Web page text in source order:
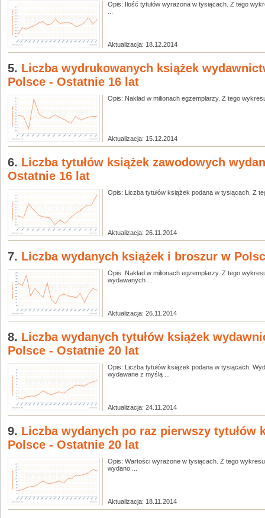
Opis: Ilość tytułów wyrażona w tysiącach. Z tego
Aktualizacja: 18.12.2014
5. Liczba wydrukowanych książek
Polsce - Ostatnie 16 lat
Opis: Nakład w milionach egzemplarzy. Z tego
Aktualizacja: 15.12.2014
6. Liczba tytułów książek zawodowych
Ostatnie 16 lat
Opis: Liczba tytułów książek podana w tysiącach. Z
Aktualizacja: 26.11.2014
7. Liczba wydanych książek i broszur w
Opis: Nakład w milionach egzemplarzy. Z tego
wydawanych ...
Aktualizacja: 26.11.2014
8. Liczba wydanych tytułów książek
Polsce - Ostatnie 20 lat
Opis: Liczba tytułów książek podana w tysiącach.
wydawane z myślą ...
Aktualizacja: 24.11.2014
9. Liczba wydanych po raz pierwszy tytułów
Polsce - Ostatnie 20 lat
Opis: Wartości wyrażone w tysiącach. Z tego
wydano ...
Aktualizacja: 18.11.2014